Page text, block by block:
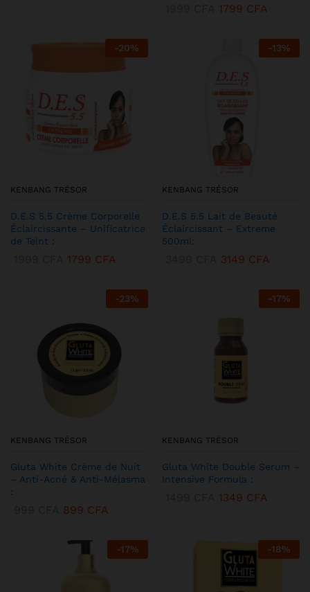
1799 CFA
-20%
KENBANG TRÉSOR
D.E.S 5.5 Crème Corporelle
Éclaircissante – Unificatrice
de Teint :
1799 CFA
-13%
KENBANG TRÉSOR
D.E.S 5.5 Lait de Beauté
Éclaircissant – Extreme
500ml:
3149 CFA
-23%
KENBANG TRÉSOR
Gluta White Crème de Nuit
– Anti-Acné & Anti-Mélasma
:
899 CFA
-17%
KENBANG TRÉSOR
Gluta White Double Serum –
Intensive Formula :
1349 CFA
-17% -18%